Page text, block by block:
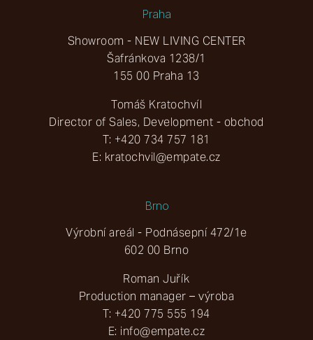
Praha
Showroom - NEW LIVING CENTER
Šafránkova 1238/1
155 00 Praha 13
Tomáš Kratochvíl
Director of Sales, Development - obchod
T: +420 734 757 181
E: kratochvil@empate.cz
Brno
Výrobní areál - Podnásepní 472/1e
602 00 Brno
Roman Juřík
Production manager – výroba
T: +420 775 555 194
E: info@empate.cz